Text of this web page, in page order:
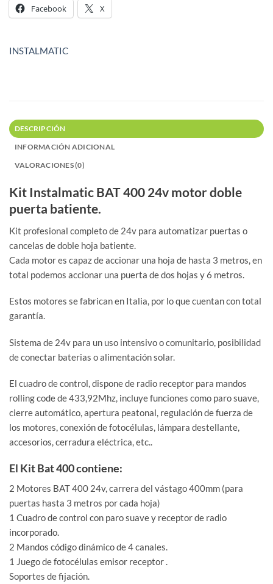
Facebook X
INSTALMATIC
DESCRIPCIÓN
INFORMACIÓN ADICIONAL
VALORACIONES (0)
Kit Instalmatic BAT 400 24v motor doble
puerta batiente.
Kit profesional completo de 24v para automatizar puertas o
cancelas de doble hoja batiente.
Cada motor es capaz de accionar una hoja de hasta 3 metros, en
total podemos accionar una puerta de dos hojas y 6 metros.
Estos motores se fabrican en Italia, por lo que cuentan con total
garantía.
Sistema de 24v para un uso intensivo o comunitario, posibilidad
de conectar baterias o alimentación solar.
El cuadro de control, dispone de radio receptor para mandos
rolling code de 433,92Mhz, incluye funciones como paro suave,
cierre automático, apertura peatonal, regulación de fuerza de
los motores, conexión de fotocélulas, lámpara destellante,
accesorios, cerradura eléctrica, etc..
El Kit Bat 400 contiene:
2 Motores BAT 400 24v, carrera del vástago 400mm (para
puertas hasta 3 metros por cada hoja)
1 Cuadro de control con paro suave y receptor de radio
incorporado.
2 Mandos código dinámico de 4 canales.
1 Juego de fotocélulas emisor receptor .
Soportes de fijación.